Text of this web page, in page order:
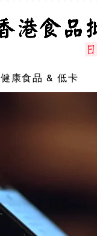
健康食品 & 低卡